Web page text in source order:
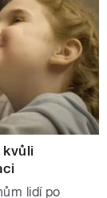
lidí po